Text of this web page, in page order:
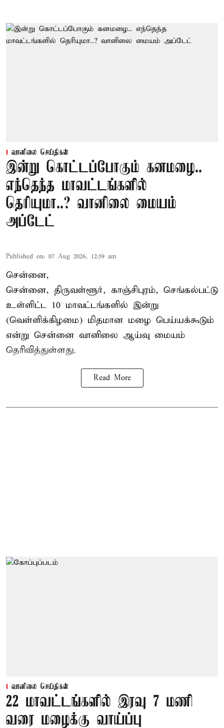
வானிலை செய்திகள்
இன்று கொட்டப்போகும் கனமழை..
எந்தெந்த மாவட்டங்களில்
தெரியுமா..? வானிலை மையம்
அப்டேட்
Published on: 07 Aug 2026, 12:59 am
சென்னை,
சென்னை, திருவள்ளூர், காஞ்சிபுரம், செங்கல்பட்டு
உள்ளிட்ட 10 மாவட்டங்களில் இன்று
(வெள்ளிக்கிழமை) மிதமான மழை பெய்யக்கூடும்
என்று சென்னை வானிலை ஆய்வு மையம்
தெரிவித்துள்ளது.
Read More
வானிலை செய்திகள்
22 மாவட்டங்களில் இரவு 7 மணி
வரை மழைக்கு வாய்ப்பு